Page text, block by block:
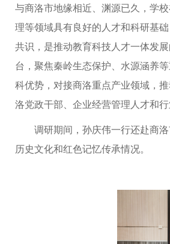
与商洛市地缘相近、渊源已久，学
理等领域具有良好的人才和科研基
共识，是推动教育科技人才一体发
台，聚焦秦岭生态保护、水源涵养
科优势，对接商洛重点产业领域，
洛党政干部、企业经营管理人才和
调研期间，孙庆伟一行还赴商
历史文化和红色记忆传承情况。